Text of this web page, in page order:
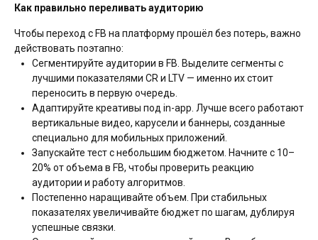
Как правильно переливать аудиторию
Чтобы переход с FB на платформу прошёл без потерь, важно
действовать поэтапно:
Сегментируйте аудитории в FB. Выделите сегменты с
лучшими показателями CR и LTV — именно их стоит
переносить в первую очередь.
Адаптируйте креативы под in-app. Лучше всего работают
вертикальные видео, карусели и баннеры, созданные
специально для мобильных приложений.
Запускайте тест с небольшим бюджетом. Начните с 10–
20% от объема в FB, чтобы проверить реакцию
аудитории и работу алгоритмов.
Постепенно наращивайте объем. При стабильных
показателях увеличивайте бюджет по шагам, дублируя
успешные связки.